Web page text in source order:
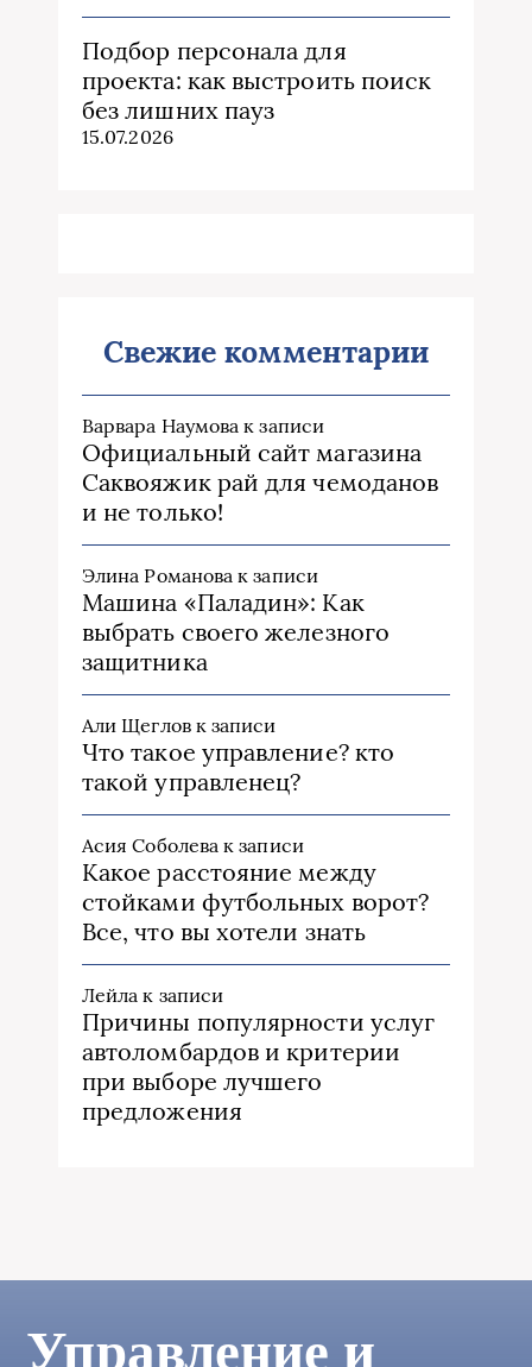
Подбор персонала для
проекта: как выстроить поиск
без лишних пауз
15.07.2026
Свежие комментарии
Варвара Наумова к записи
Официальный сайт магазина
Саквояжик рай для чемоданов
и не только!
Элина Романова к записи
Машина «Паладин»: Как
выбрать своего железного
защитника
Али Щегловк записи
Что такое управление? кто
такой управленец?
Асия Соболева к записи
Какое расстояние между
стойками футбольных ворот?
Все, что вы хотели знать
Лейла к записи
Причины популярности услуг
автоломбардов и критерии
при выборе лучшего
предложения
Управление и